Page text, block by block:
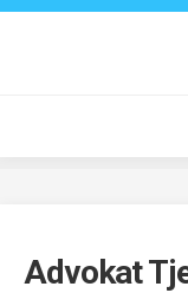
Skip
Advokat